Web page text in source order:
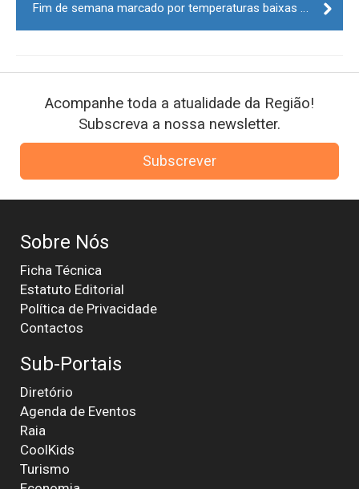
Fim de semana marcado por temperaturas baixas mas sem chuva
Acompanhe toda a atualidade da Região!
Subscreva a nossa newsletter.
Subscrever
Sobre Nós
Ficha Técnica
Estatuto Editorial
Política de Privacidade
Contactos
Sub-Portais
Diretório
Agenda de Eventos
Raia
CoolKids
Turismo